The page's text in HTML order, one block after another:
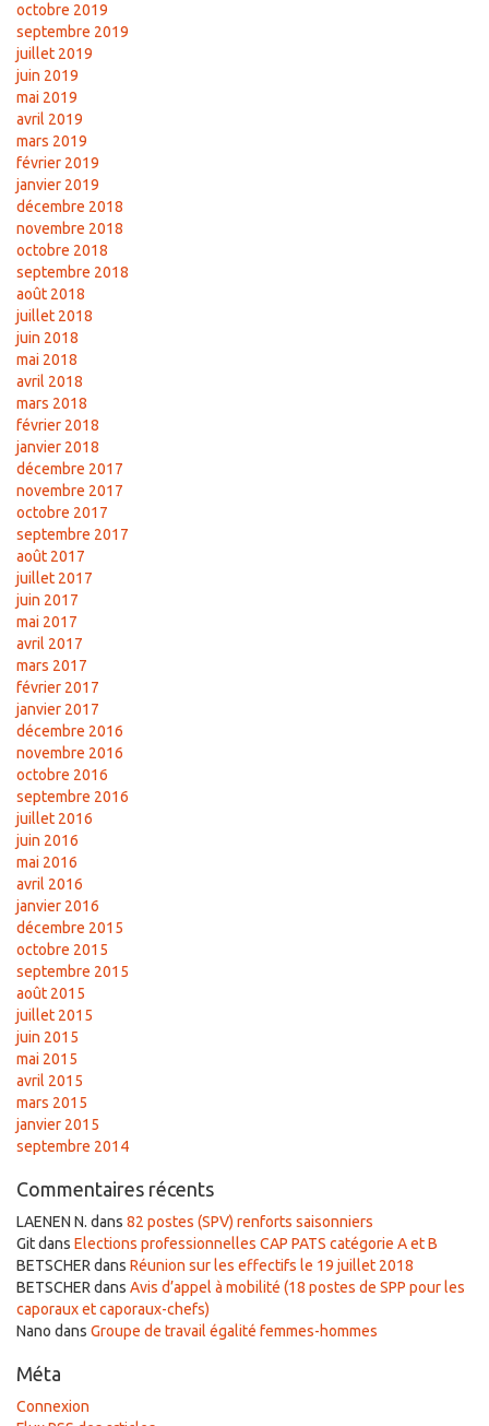
octobre 2019
septembre 2019
juillet 2019
juin 2019
mai 2019
avril 2019
mars 2019
février 2019
janvier 2019
décembre 2018
novembre 2018
octobre 2018
septembre 2018
août 2018
juillet 2018
juin 2018
mai 2018
avril 2018
mars 2018
février 2018
janvier 2018
décembre 2017
novembre 2017
octobre 2017
septembre 2017
août 2017
juillet 2017
juin 2017
mai 2017
avril 2017
mars 2017
février 2017
janvier 2017
décembre 2016
novembre 2016
octobre 2016
septembre 2016
juillet 2016
juin 2016
mai 2016
avril 2016
janvier 2016
décembre 2015
octobre 2015
septembre 2015
août 2015
juillet 2015
juin 2015
mai 2015
avril 2015
mars 2015
janvier 2015
septembre 2014
Commentaires récents
LAENEN N. dans 82 postes (SPV) renforts saisonniers
Gitdans Elections professionnelles CAP PATS catégorie A et B
BETSCHERdans Réunion sur les effectifs le 19 juillet 2018
BETSCHERdans Avis d’appel à mobilité (18 postes de SPP pour les
caporaux et caporaux-chefs)
Nano dans Groupe de travail égalité femmes-hommes
Méta
Connexion